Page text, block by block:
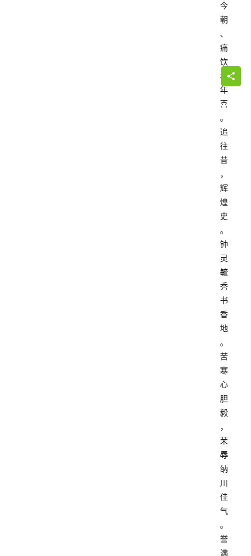
今
朝
、
痛
饮
华
年
喜
。
追
往
昔
，
辉
煌
史
。
钟
灵
毓
秀
书
香
地
。
苦
寒
心
胆
毅
，
荣
辱
纳
川
佳
气
。
誉
满